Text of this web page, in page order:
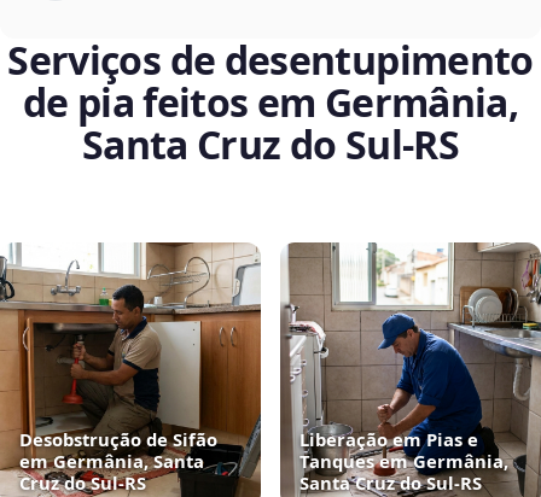
Serviços de desentupimento
de pia feitos em Germânia,
Santa Cruz do Sul‑RS
Desobstrução de Sifão
em Germânia, Santa
Cruz do Sul‑RS
Liberação em Pias e
Tanques em Germânia,
Santa Cruz do Sul‑RS